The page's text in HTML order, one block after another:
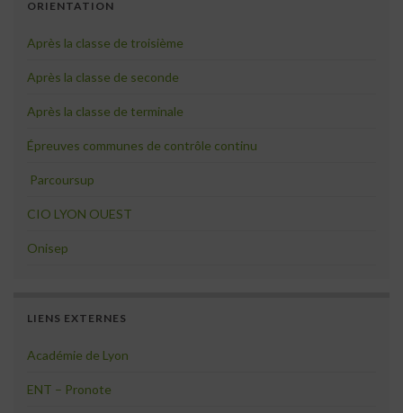
ORIENTATION
Après la classe de troisième
Après la classe de seconde
Après la classe de terminale
Épreuves communes de contrôle continu
Parcoursup
CIO LYON OUEST
Onisep
LIENS EXTERNES
Académie de Lyon
ENT – Pronote